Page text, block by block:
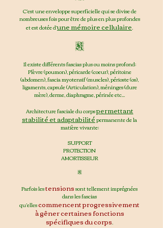
C’est une enveloppe superficielle qui se divise de
nombreuses fois pour être de plus en plus profondes
et est dotée d’une mémoire cellulaire.
K
Il existe différents fascias plus ou moins profond:
Plèvre(poumon), péricarde (coeur), péritoine
(abdomen), fascia myotensif (muscles), périoste (os),
ligaments, capsule (Articulation), méninges (dure
mère), derme, diaphragme, périnée etc...
Architecture fasciale du corpspermettant
stabilité et adaptabilitépermanente de la
matière vivante:
SUPPORT
PROTECTION
AMORTISSEUR
K
Parfois lestensionssont tellement imprégnées
dans les fascias
qu’ellescommencent progressivement
à gêner certaines fonctions
spécifiques du corps.